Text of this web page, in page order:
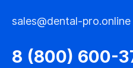
sales@dental-pro.online
8 (800) 600-